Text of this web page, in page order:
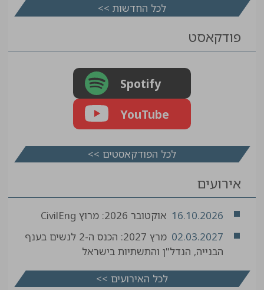
לכל החדשות >>
פודקאסט
Spotify
YouTube
לכל הפודקאסטים >>
אירועים
16.10.2026 אוקטובר 2026: מרוץ CivilEng
02.03.2027
מרץ 2027: הכנס ה-2 לנשים בענף
הבנייה, הנדל"ן והתשתיות בישראל
לכל האירועים >>